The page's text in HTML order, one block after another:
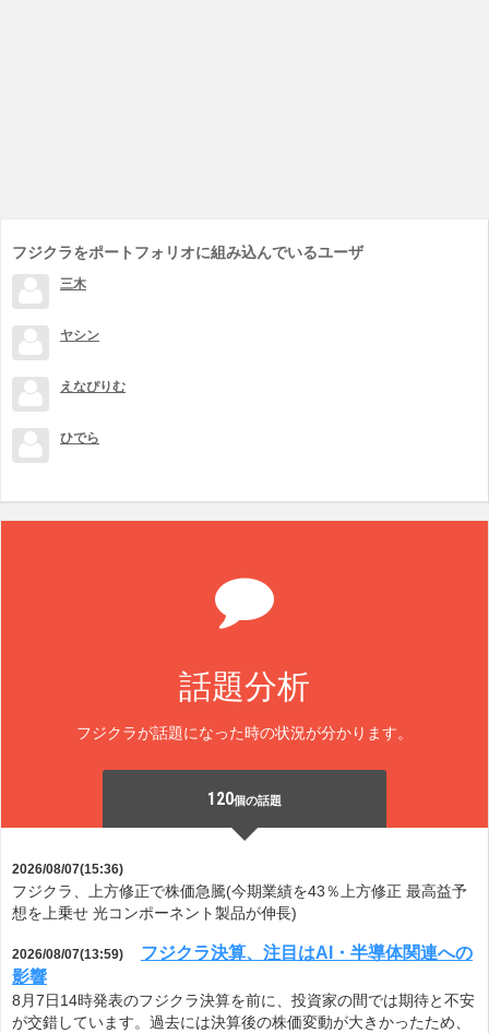
フジクラをポートフォリオに組み込んでいるユーザ
三木
ヤシン
えなぴりむ
ひでら
話題分析
フジクラが話題になった時の状況が分かります。
120個の話題
2026/08/07(15:36)
フジクラ、上方修正で株価急騰(今期業績を43％上方修正 最高益予
想を上乗せ 光コンポーネント製品が伸長)
2026/08/07(13:59)
フジクラ決算、注目はAI・半導体関連への
影響
8月7日14時発表のフジクラ決算を前に、投資家の間では期待と不安
が交錯しています。過去には決算後の株価変動が大きかったため、